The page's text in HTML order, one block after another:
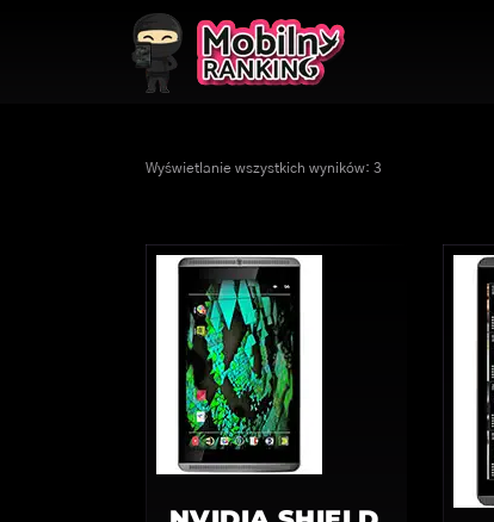
Wyświetlanie wszystkich wyników: 3